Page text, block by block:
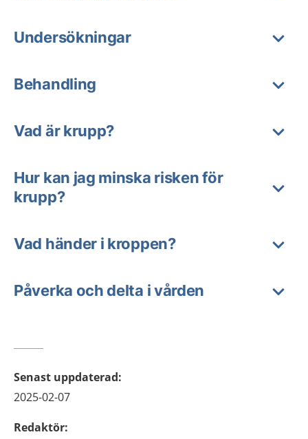
Undersökningar
Behandling
Vad är krupp?
Hur kan jag minska risken för
krupp?
Vad händer i kroppen?
Påverka och delta i vården
Senast uppdaterad:
2025-02-07
Redaktör: